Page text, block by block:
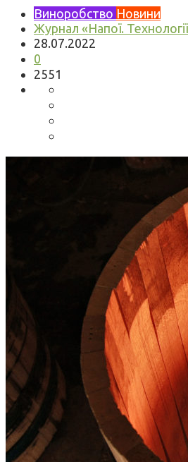
Виноробство Новини
Журнал «Напої. Технології
28.07.2022
0
2551